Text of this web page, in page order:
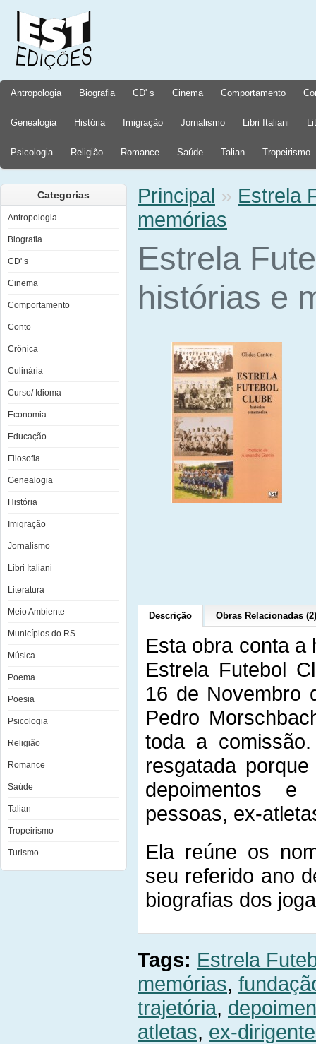
Antropologia Biografia CD' s Cinema Comportamento
Genealogia História Imigração Jornalismo Libri Italiani
Psicologia Religião Romance Saúde Talian Tropeirismo
Categorias
Antropologia
Biografia
CD' s
Cinema
Comportamento
Conto
Crônica
Culinária
Curso/ Idioma
Economia
Educação
Filosofia
Genealogia
História
Imigração
Jornalismo
Libri Italiani
Literatura
Meio Ambiente
Municípios do RS
Música
Poema
Poesia
Psicologia
Religião
Romance
Saúde
Talian
Tropeirismo
Turismo
Principal » Estrela
memórias
Estrela
histórias e
Descrição Obras Relacionadas (2)
Esta obra conta a
Estrela Futebol
16 de Novembro
Pedro
toda a
resgatada
depoimentos
pessoas, ex-
Ela reúne os
seu referido ano
biografias dos
Tags: Estrela
memórias,
trajetória,
atletas, ex-